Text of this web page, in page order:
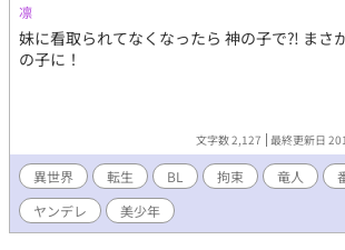
凛
妹に看取られてなくなったら 神の子で⁈ まさ
の子に！
文字数 2,127 最終更新日
異世界 転生 BL 拘束 竜人
ヤンデレ
美少年